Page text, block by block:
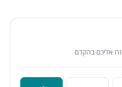
אליכם בהקדם